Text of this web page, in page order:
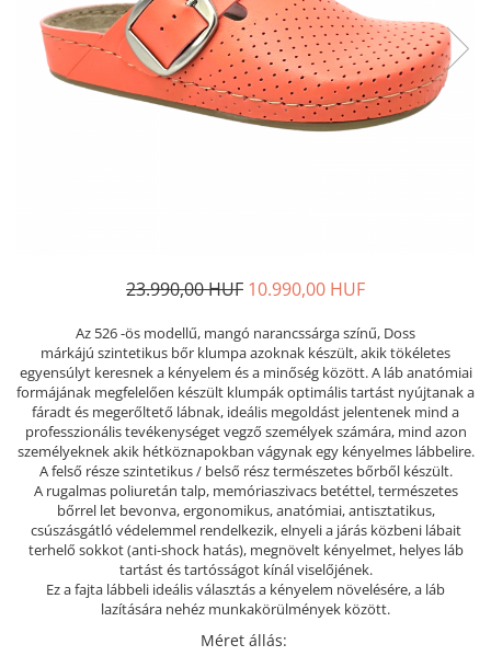
Női nyitott papucs - DOSS
Női szandál - DOSS
Férfi nyitott papucs - DOSS
Házi papucs - DOSS
PIUMETTA - gördülő talpú lábbeli
Női csukott papucs - Leon
Férfi csukott papucs - Leon
Női nyitott papucs - Leon
Női szandál - Leon
Férfi nyitott papucs
NYÁRI NŐI LÁBBELI KOLLEKCIÓ
Szandál
Papucs
NYARI FÉRFI LÁBBELI KOLLEKCIÓ
GYEREK SZANDÁL ÉS PAPUCS
STERILIZÁLHATÓ KLUMPA
23.990,00 HUF 10.990,00 HUF
Az 526 -ös modellű, mangó narancssárga színű, Doss
márkájú szintetikus bőr klumpa azoknak készült, akik tökéletes
egyensúlyt keresnek a kényelem és a minőség között. A láb anatómiai
formájának megfelelően készült klumpák optimális tartást nyújtanak a
fáradt és megerőltető lábnak, ideális megoldást jelentenek mind a
professzionális tevékenységet vegző személyek számára, mind azon
személyeknek akik hétköznapokban vágynak egy kényelmes lábbelire.
A felső része szintetikus / belső rész természetes bőrből készült.
A rugalmas poliuretán talp, memóriaszivacs betéttel, természetes
bőrrel let bevonva, ergonomikus, anatómiai, antisztatikus,
csúszásgátló védelemmel rendelkezik, elnyeli a járás közbeni lábait
terhelő sokkot (anti-shock hatás), megnövelt kényelmet, helyes láb
tartást és tartósságot kínál viselőjének.
Ez a fajta lábbeli ideális választás a kényelem növelésére, a láb
lazítására nehéz munkakörülmények között.
Méret állás: